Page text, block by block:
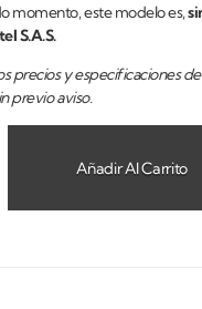
momento, este modelo es,
S.A.S.
precios y especificaciones
previo aviso.
Añadir Al Carrito